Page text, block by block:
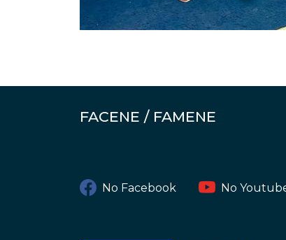
FACENE / FAMENE
No Facebook No